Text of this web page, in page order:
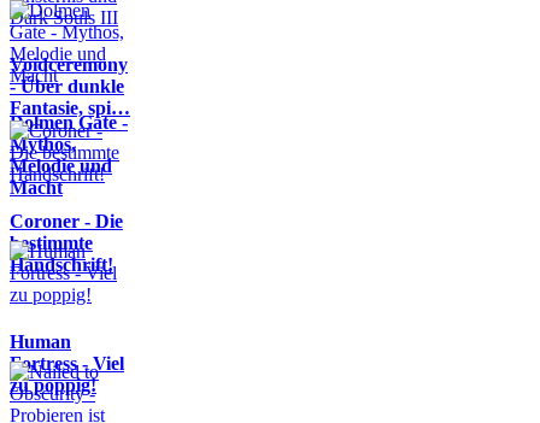
Voidceremony
- Über dunkle
Fantasie, spi…
Dolmen Gate -
Mythos,
Melodie und
Macht
Coroner - Die
bestimmte
Handschrift!
Human
Fortress - Viel
zu poppig!